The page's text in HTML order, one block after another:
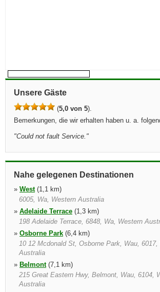
Unsere Gäste
(5,0 von 5).
Bemerkungen, die wir erhalten haben u. a.
"Could not fault Service. "
Nahe gelegenen Destinationen
» West(1,1 km)
6005, Wa, Western Australia
» Adelaide Terrace (1,3 km)
198 Adelaide Terrace, 6848, Wa, Western
» Osborne Park (6,4 km)
10 12 Mcdonald St, Osborne Park, Wau, 6017,
Australia
» Belmont(7,1 km)
215 Great Eastern Hwy, Belmont, Wau, 6104,
Australia